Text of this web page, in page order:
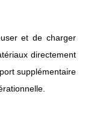
et de charger
directement
supplémentaire